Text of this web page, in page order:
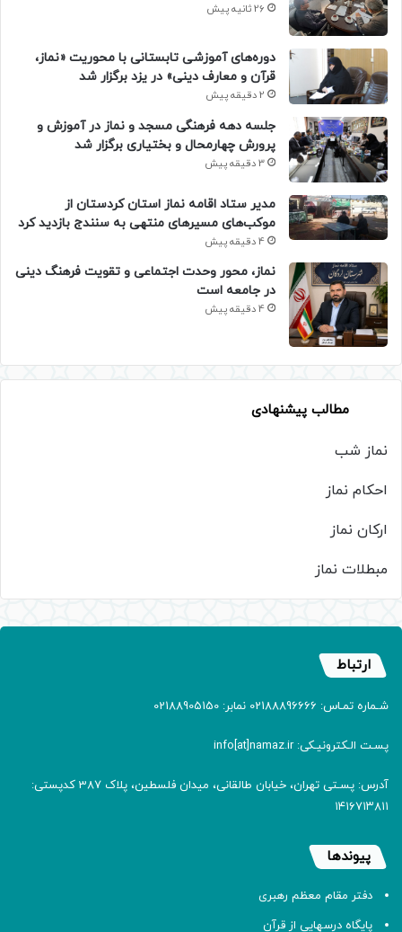
26 ثانیه پیش
دوره‌های آموزشی تابستانی با محوریت «نماز،
قرآن و معارف دینی» در یزد برگزار شد
2 دقیقه پیش
جلسه دهه فرهنگی مسجد و نماز در آموزش و
پرورش چهارمحال و بختیاری برگزار شد
3 دقیقه پیش
مدیر ستاد اقامه نماز استان کردستان از
موکب‌های مسیرهای منتهی به سنندج بازدید کرد
4 دقیقه پیش
نماز، محور وحدت اجتماعی و تقویت فرهنگ دینی
در جامعه است
4 دقیقه پیش
مطالب پیشنهادی
نماز شب
احکام نماز
ارکان نماز
مبطلات نماز
ارتباط
شـماره تمـاس: 02188896666 نمابر: 02188905150
پسـت الـکترونیـکی: info[at]namaz.ir
آدرس: پسـتی تهران، خیابان طالقانی، میدان فلسطین، پلاک 387 کدپستی:
۱۴۱۶۷۱۳۸۱۱
پیوندها
دفتر مقام معظم رهبری
پایگاه درسهایی از قرآن